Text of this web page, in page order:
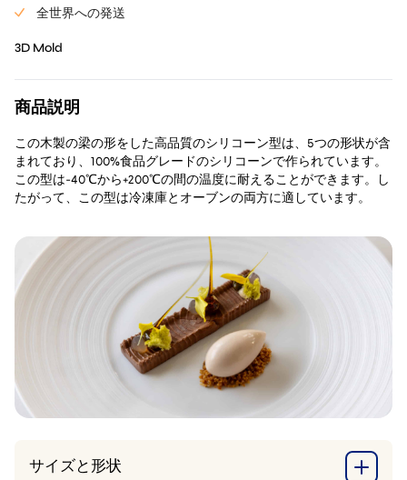
全世界への発送
3D Mold
商品説明
この木製の梁の形をした高品質のシリコーン型は、5つの形状が含
まれており、100%食品グレードのシリコーンで作られています。
この型は-40℃から+200℃の間の温度に耐えることができます。し
たがって、この型は冷凍庫とオーブンの両方に適しています。
サイズと形状